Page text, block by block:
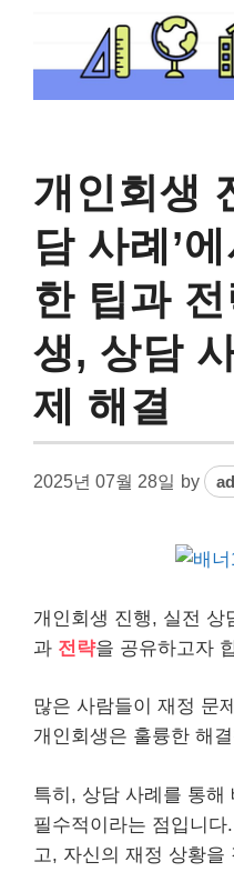
개인회생
담 사례’
한 팁과
생, 상담
제 해결
2025년 07월 28일 by
개인 회생 진행, 실전 상
과 전략을 공유하고자
많은 사람들이 재정 문
개인회생은 훌륭한 해
특히, 상담 사례를 통해
필수적이라는 점입니
고, 자신의 재정 상황을